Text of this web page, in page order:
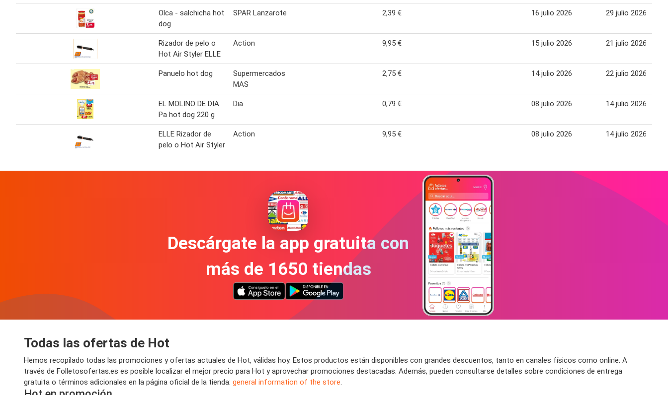
Olca - salchicha hot
dog
SPAR Lanzarote 2,39 € 16 julio 2026 29 julio 2026
Rizador de pelo o
Hot Air Styler ELLE
Action 9,95 € 15 julio 2026 21 julio 2026
Panuelo hot dog
Supermercados
MAS
2,75 € 14 julio 2026 22 julio 2026
EL MOLINO DE DIA
Pa hot dog 220 g
Dia 0,79 € 08 julio 2026 14 julio 2026
ELLE Rizador de
pelo o Hot Air Styler
Action 9,95 € 08 julio 2026 14 julio 2026
Descárgate la app gratuita con
más de 1650 tiendas
Todas las ofertas de Hot
Hemos recopilado todas las promociones y ofertas actuales de Hot, válidas hoy. Estos productos están disponibles con grandes descuentos, tanto en canales físicos como online. A
través de Folletosofertas.es es posible localizar el mejor precio para Hot y aprovechar promociones destacadas. Además, pueden consultarse detalles sobre condiciones de entrega
gratuita o términos adicionales en la página oficial de la tienda: general information of the store.